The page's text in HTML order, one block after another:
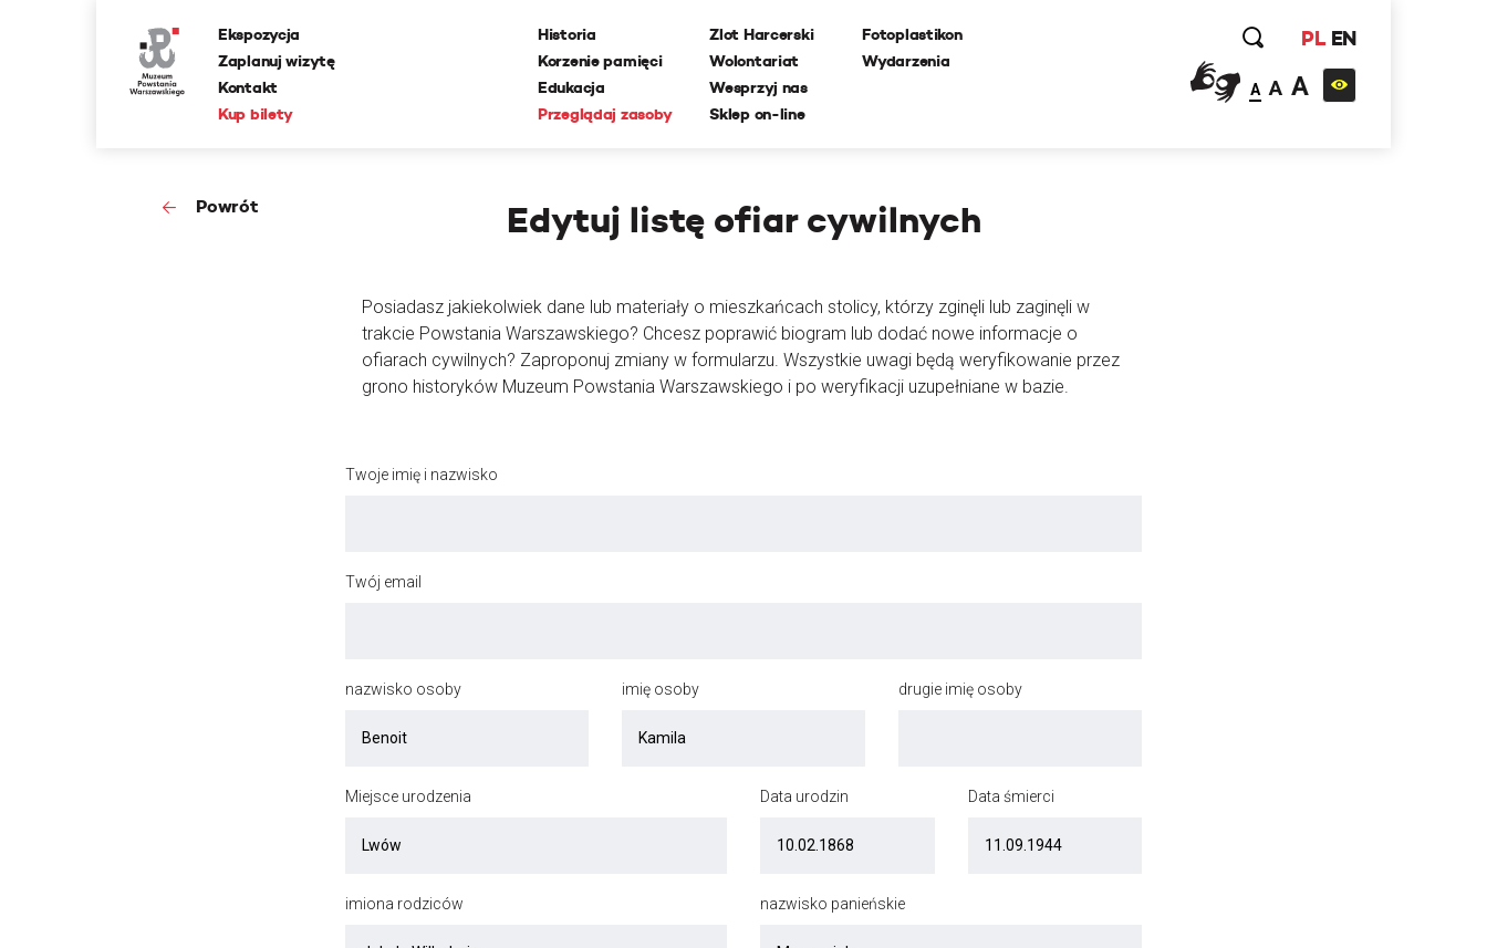
Ekspozycja
Zaplanuj wizytę
Kontakt
Kup bilety
Historia
Korzenie pamięci
Edukacja
Przeglądaj zasoby
Zlot Harcerski
Wolontariat
Wesprzyj nas
Sklep on-line
Fotoplastikon
Wydarzenia
PL EN
A A A
Powrót Edytuj listę ofiar cywilnych
Posiadasz jakiekolwiek dane lub materiały o mieszkańcach stolicy, którzy zginęli lub zaginęli w
trakcie Powstania Warszawskiego? Chcesz poprawić biogram lub dodać nowe informacje o
ofiarach cywilnych? Zaproponuj zmiany w formularzu. Wszystkie uwagi będą weryfikowanie przez
grono historyków Muzeum Powstania Warszawskiego i po weryfikacji uzupełniane w bazie.
Twoje imię i nazwisko
Twój email
nazwisko osoby imię osoby drugie imię osoby
Miejsce urodzenia Data urodzin Data śmierci
imiona rodziców nazwisko panieńskie